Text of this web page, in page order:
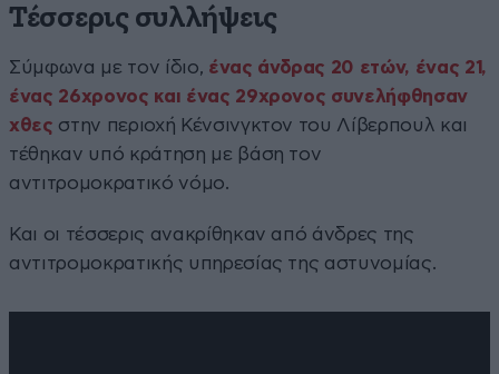
Τέσσερις συλλήψεις
Σύμφωνα με τον ίδιο, ένας άνδρας 20 ετών, ένας 21,
ένας 26χρονος και ένας 29χρονος συνελήφθησαν
χθες στην περιοχή Κένσινγκτον του Λίβερπουλ και
τέθηκαν υπό κράτηση με βάση τον
αντιτρομοκρατικό νόμο.
Και οι τέσσερις ανακρίθηκαν από άνδρες της
αντιτρομοκρατικής υπηρεσίας της αστυνομίας.